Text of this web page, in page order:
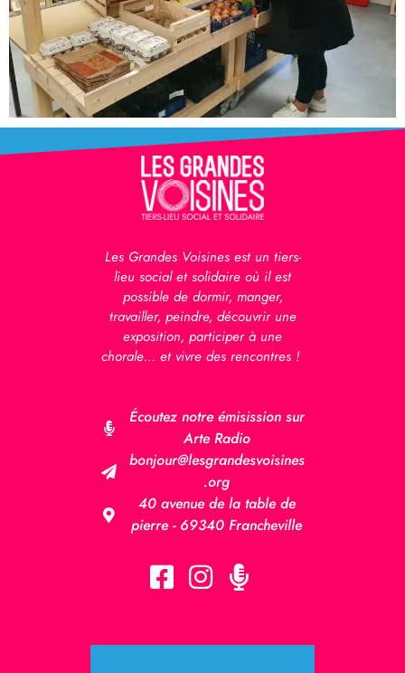
Les Grandes Voisines est un tiers-
lieu social et solidaire où il est
possible de dormir, manger,
travailler, peindre, découvrir une
exposition, participer à une
chorale… et vivre des rencontres !
Écoutez notre émisission sur
Arte Radio
bonjour@lesgrandesvoisines
.org
40 avenue de la table de
pierre - 69340 Francheville